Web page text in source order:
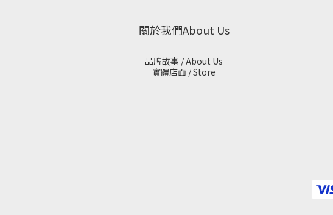
關於我們About Us
品牌故事 / About Us
實體店面 / Store